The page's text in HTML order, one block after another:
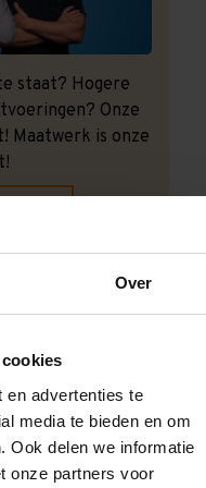
Over
en advertenties te
media te bieden en om
Ook delen we informatie
onze partners voor
staat? Hogere
Onze
Maatwerk is onze